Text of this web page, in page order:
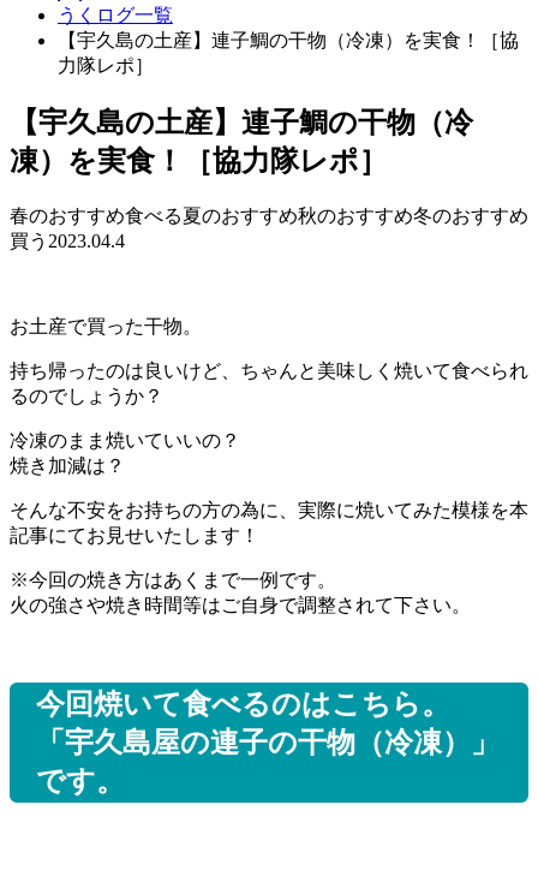
うくログ一覧
【宇久島の土産】連子鯛の干物（冷凍）を実食！［協
力隊レポ］
【宇久島の土産】連子鯛の干物（冷
凍）を実食！［協力隊レポ］
春のおすすめ食べる夏のおすすめ秋のおすすめ冬のおすすめ
買う 2023.04.4
お土産で買った干物。
持ち帰ったのは良いけど、ちゃんと美味しく焼いて食べられ
るのでしょうか？
冷凍のまま焼いていいの？
焼き加減は？
そんな不安をお持ちの方の為に、実際に焼いてみた模様を本
記事にてお見せいたします！
※今回の焼き方はあくまで一例です。
火の強さや焼き時間等はご自身で調整されて下さい。
今回焼いて食べるのはこちら。
「宇久島屋の連子の干物（冷凍）」
です。